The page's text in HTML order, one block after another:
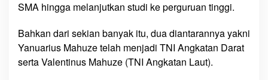
SMA hingga melanjutkan studi ke perguruan tinggi.
Bahkan dari sekian banyak itu, dua diantarannya yakni
Yanuarius Mahuze telah menjadi TNI Angkatan Darat
serta Valentinus Mahuze (TNI Angkatan Laut).